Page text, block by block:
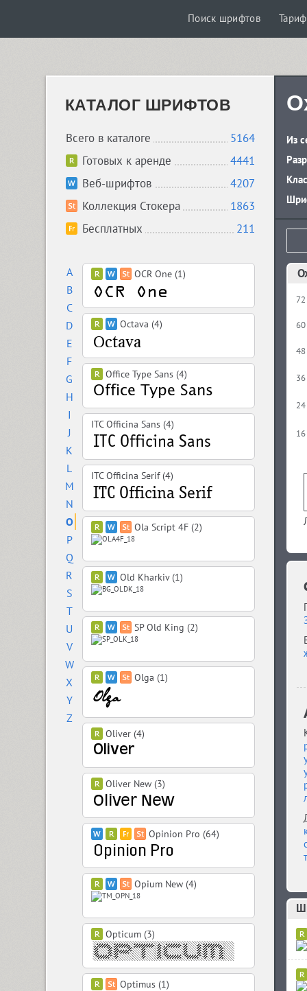
Поиск шрифтов
КАТАЛОГ ШРИФТОВ
Всего в каталоге
5164
Готовых к аренде
4441
Веб-шрифтов
4207
Коллекция Стокера
1863
Бесплатных
211
A
B
C
D
E
F
G
H
I
J
K
L
M
N
O
P
Q
R
S
T
U
V
W
X
Y
Z
OCR One (1)
Octava (4)
Office Type Sans (4)
ITC Officina Sans (4)
ITC Officina Serif (4)
Ola Script 4F (2)
Old Kharkiv (1)
SP Old King (2)
Olga (1)
Oliver (4)
Oliver New (3)
Opinion Pro (64)
Opium New (4)
Opticum (3)
Optimus (1)
Из